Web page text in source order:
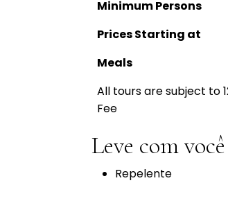
Minimum Persons
Prices Starting at
Meals
All tours are subject to
Fee
Leve com você
Repelente